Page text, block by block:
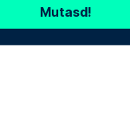
Mutasd!